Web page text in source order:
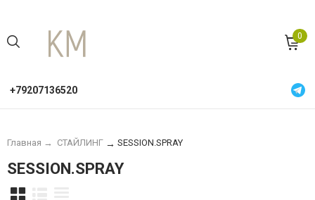
0
+79207136520
Главная → СТАЙЛИНГ → SESSION.SPRAY
SESSION.SPRAY